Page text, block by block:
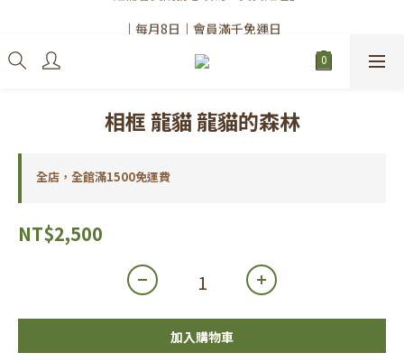
｜每月8日｜會員滿千免運日
✨註冊會員請務必填寫「真實姓名」
相框 龍貓 龍貓的森林
全店，全館滿1500免運費
NT$2,500
加入購物車